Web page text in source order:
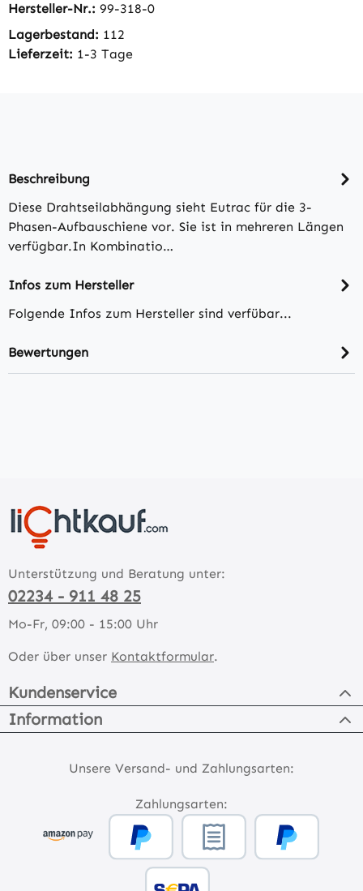
Hersteller-Nr.: 99-318-0
Lagerbestand: 112
Lieferzeit: 1-3 Tage
Beschreibung
Diese Drahtseilabhängung sieht Eutrac für die 3-
Phasen-Aufbauschiene vor. Sie ist in mehreren Längen
verfügbar.In Kombinatio…
Infos zum Hersteller
Folgende Infos zum Hersteller sind verfübar...
Bewertungen
Unterstützung und Beratung unter:
02234 - 911 48 25
Mo-Fr, 09:00 - 15:00 Uhr
Oder über unser Kontaktformular.
Kundenservice
Information
Unsere Versand- und Zahlungsarten:
Zahlungsarten: